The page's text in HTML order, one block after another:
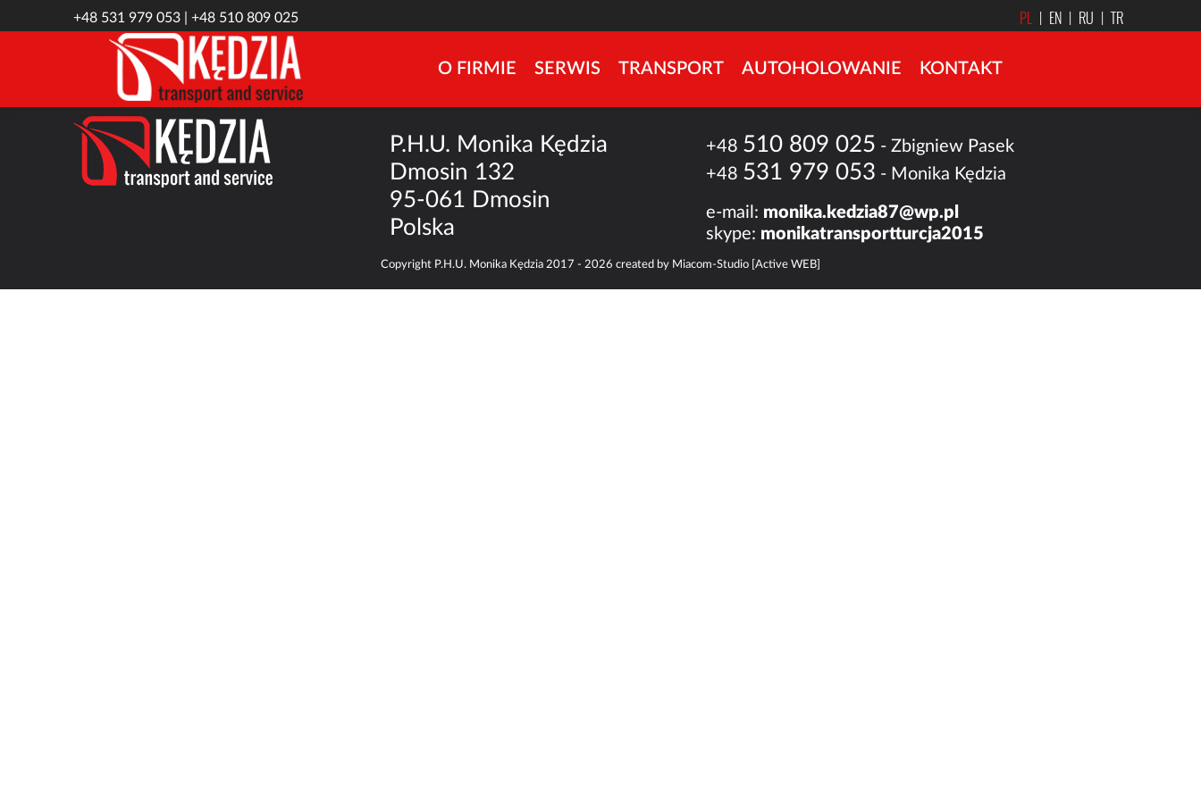
+48 531 979 053 | +48 510 809 025 PL | EN | RU |TR
O FIRMIE SERWIS TRANSPORT AUTOHOLOWANIE KONTAKT
P.H.U. Monika Kędzia
Dmosin 132
95-061 Dmosin
Polska
+48 510 809 025 - Zbigniew Pasek
+48 531 979 053 - Monika Kędzia
e-mail: monika.kedzia87@wp.pl
skype: monikatransportturcja2015
Copyright P.H.U. Monika Kędzia 2017 - 2026 created by Miacom-Studio [Active WEB]